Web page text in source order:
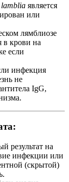
является
или
лямблиозе
в крови на
если
инфекция
не
IgG,
результат на
инфекции или
(скрытой)